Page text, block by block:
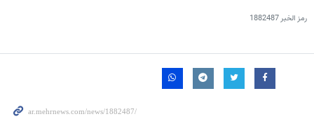
رمز الخبر1882487